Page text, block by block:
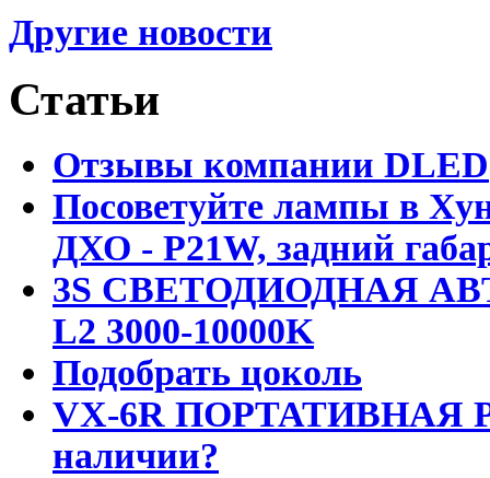
Другие новости
Статьи
Отзывы компании DLED
Посоветуйте лампы в
ДХО - P21W, задний
3S СВЕТОДИОДНАЯ
L2 3000-10000K
Подобрать цоколь
VX-6R ПОРТАТИВНАЯ
наличии?